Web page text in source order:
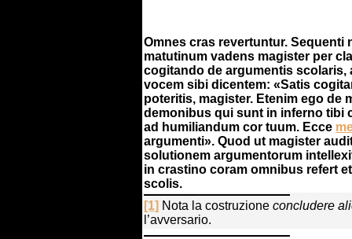
Omnes cras revertuntur. Sequenti
matutinum vadens magister per
cogitando de argumentis scolaris,
vocem sibi dicentem: «Satis
poteritis, magister. Etenim ego de
demonibus qui sunt in inferno tibi
ad humiliandum cor tuum. Ecce
argumenti». Quod ut magister
solutionem argumentorum
in crastino coram omnibus refert
scolis.
[1] Nota la costruzione concludere
l’avversario.